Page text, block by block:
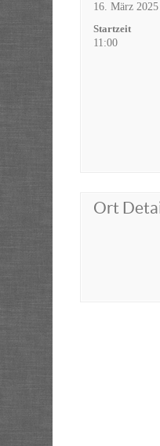
16. März 2025
Startzeit
11:00
Ort